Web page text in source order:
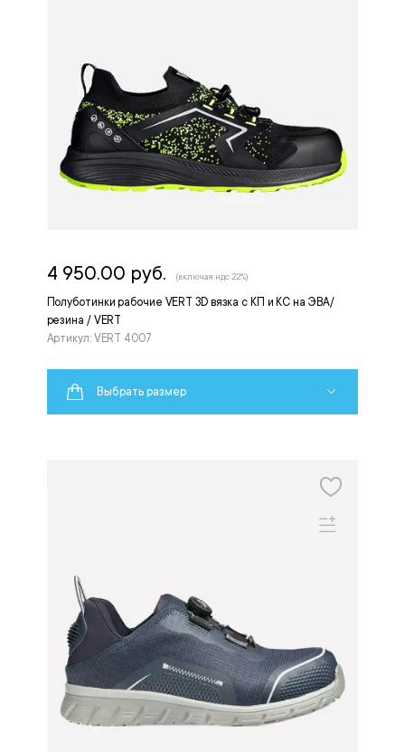
Полуботинки рабочие VERT 3D вязка с КП и КС на ЭВА/
резина / VERT
Артикул: VERT 4007
4 950.00 руб. (включая ндс 22%)
Выбрать размер